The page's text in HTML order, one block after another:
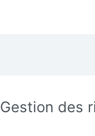
Gestion des